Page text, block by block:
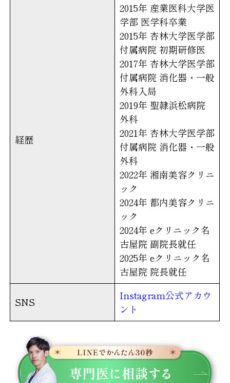
経歴
2015年 産業医科大学医
学部 医学科卒業
2015年 杏林大学医学部
付属病院 初期研修医
2017年 杏林大学医学部
付属病院 消化器・一般
外科入局
2019年 聖隷浜松病院
外科
2021年 杏林大学医学部
付属病院 消化器・一般
外科
2022年 湘南美容クリニ
ック
2024年 都内美容クリニ
ック
2024年 eクリニック名
古屋院 副院長就任
2025年 eクリニック名
古屋院 院長就任
SNS
Instagram公式アカウ
ント